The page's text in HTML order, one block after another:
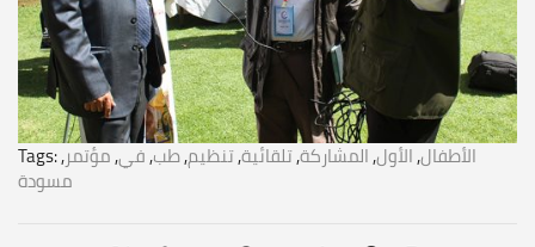
Tags: الأطفال,الأول,المشاركة,تلقائية,تنظيم,طب,في,مؤتمر,
مسودة